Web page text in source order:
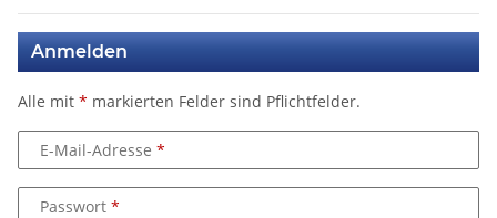
Anmelden
Alle mit * markierten Felder sind Pflichtfelder.
E-Mail-Adresse
Passwort